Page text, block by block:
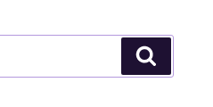
索